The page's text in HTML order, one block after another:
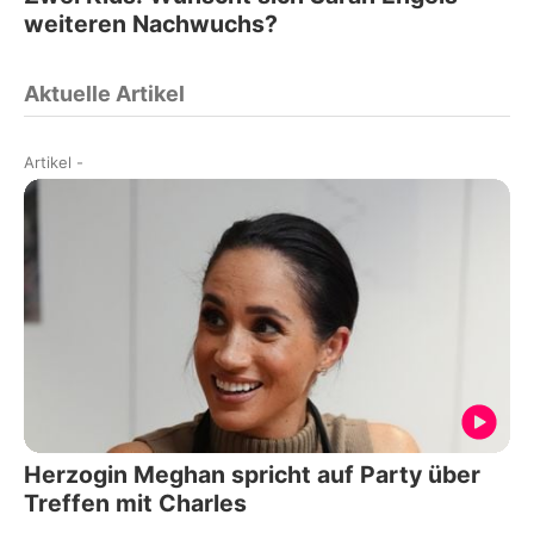
weiteren Nachwuchs?
Aktuelle Artikel
Artikel -
Herzogin Meghan spricht auf Party über
Treffen mit Charles